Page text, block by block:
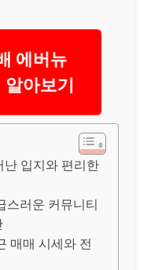
에버뉴
아보기
난 입지와 편리한
스러운 커뮤니티
매매 시세와 전